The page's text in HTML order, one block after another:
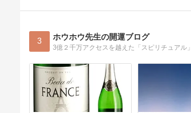
3 ホウホウ先生の開運ブログ